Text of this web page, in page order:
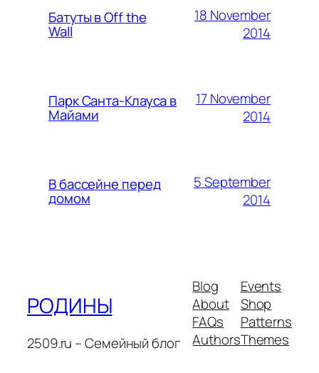
Батуты в Off the
Wall
18 November
2014
Парк Санта-Клауса в
Майами
17 November
2014
В бассейне перед
домом
5 September
2014
РОДИНЫ
2509.ru – Семейный блог
Blog
About
FAQs
Authors
Events
Shop
Patterns
Themes